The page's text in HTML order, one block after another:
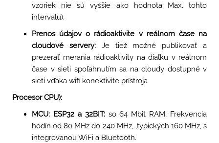
vzoriek nie sú vyššie ako hodnota Max. tohto
intervalu).
Prenos údajov o rádioaktivite v reálnom čase na
cloudové servery: Je tiež možné publikovať a
prezerať merania rádioaktivity na diaľku v reálnom
čase v sieti spoľahnutím sa na cloudy dostupné v
sieti vďaka wifi konektivite prístroja
Procesor CPU):
MCU: ESP32 a 32BIT:so 64 Mbit RAM, Frekvencia
hodín od 80 MHz do 240 MHz, ,typických 160 MHz, s
integrovanou WiFi a Bluetooth.